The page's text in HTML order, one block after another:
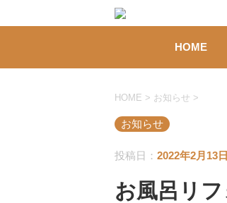
HOME
HOME > お知らせ >
お知らせ
投稿日： 2022年2月13日
お風呂リ